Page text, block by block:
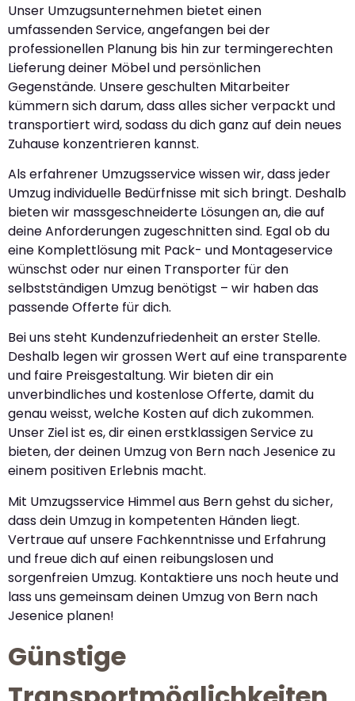
Unser Umzugsunternehmen bietet einen
umfassenden Service, angefangen bei der
professionellen Planung bis hin zur termingerechten
Lieferung deiner Möbel und persönlichen
Gegenstände. Unsere geschulten Mitarbeiter
kümmern sich darum, dass alles sicher verpackt und
transportiert wird, sodass du dich ganz auf dein neues
Zuhause konzentrieren kannst.
Als erfahrener Umzugsservice wissen wir, dass jeder
Umzug individuelle Bedürfnisse mit sich bringt. Deshalb
bieten wir massgeschneiderte Lösungen an, die auf
deine Anforderungen zugeschnitten sind. Egal ob du
eine Komplettlösung mit Pack- und Montageservice
wünschst oder nur einen Transporter für den
selbstständigen Umzug benötigst – wir haben das
passende Offerte für dich.
Bei uns steht Kundenzufriedenheit an erster Stelle.
Deshalb legen wir grossen Wert auf eine transparente
und faire Preisgestaltung. Wir bieten dir ein
unverbindliches und kostenlose Offerte, damit du
genau weisst, welche Kosten auf dich zukommen.
Unser Ziel ist es, dir einen erstklassigen Service zu
bieten, der deinen Umzug von Bern nach Jesenice zu
einem positiven Erlebnis macht.
Mit Umzugsservice Himmel aus Bern gehst du sicher,
dass dein Umzug in kompetenten Händen liegt.
Vertraue auf unsere Fachkenntnisse und Erfahrung
und freue dich auf einen reibungslosen und
sorgenfreien Umzug. Kontaktiere uns noch heute und
lass uns gemeinsam deinen Umzug von Bern nach
Jesenice planen!
Günstige